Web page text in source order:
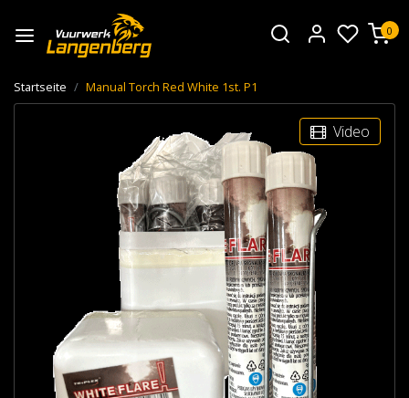
0
Startseite Manual Torch Red White 1st. P1
Video